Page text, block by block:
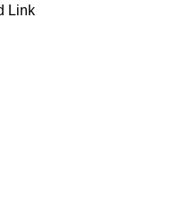
Link